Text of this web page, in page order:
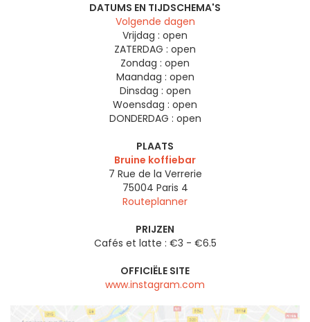
DATUMS EN TIJDSCHEMA'S
Volgende dagen
Vrijdag : open
ZATERDAG : open
Zondag : open
Maandag : open
Dinsdag : open
Woensdag : open
DONDERDAG : open
PLAATS
Bruine koffiebar
7 Rue de la Verrerie
75004 Paris 4
Routeplanner
PRIJZEN
Cafés et latte : €3 - €6.5
OFFICIËLE SITE
www.instagram.com